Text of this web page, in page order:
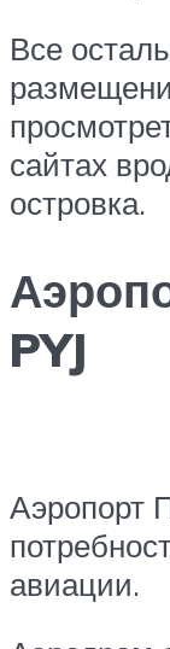
Все
сайтах
островка.
PYJ
Аэропорт
авиации.